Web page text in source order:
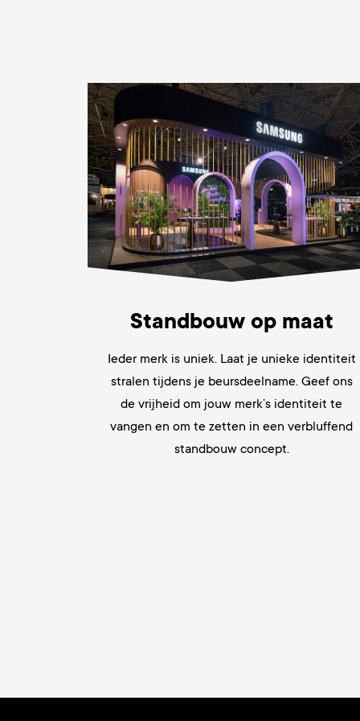
Standbouw op maat
Ieder merk is uniek. Laat je unieke identiteit
stralen tijdens je beursdeelname. Geef ons
de vrijheid om jouw merk’s identiteit te
vangen en om te zetten in een verbluffend
standbouw concept.